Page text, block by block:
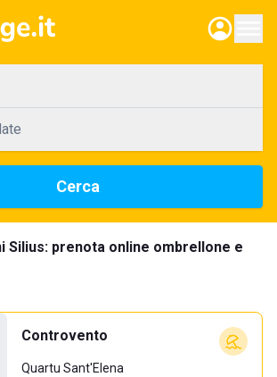
Cerca
Silius: prenota online ombrellone e
Controvento
Quartu Sant'Elena